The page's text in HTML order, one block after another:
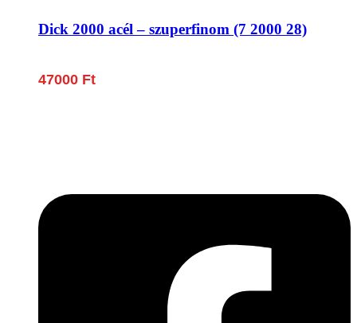
Dick 2000 acél – szuperfinom (7 2000 28)
47000 Ft